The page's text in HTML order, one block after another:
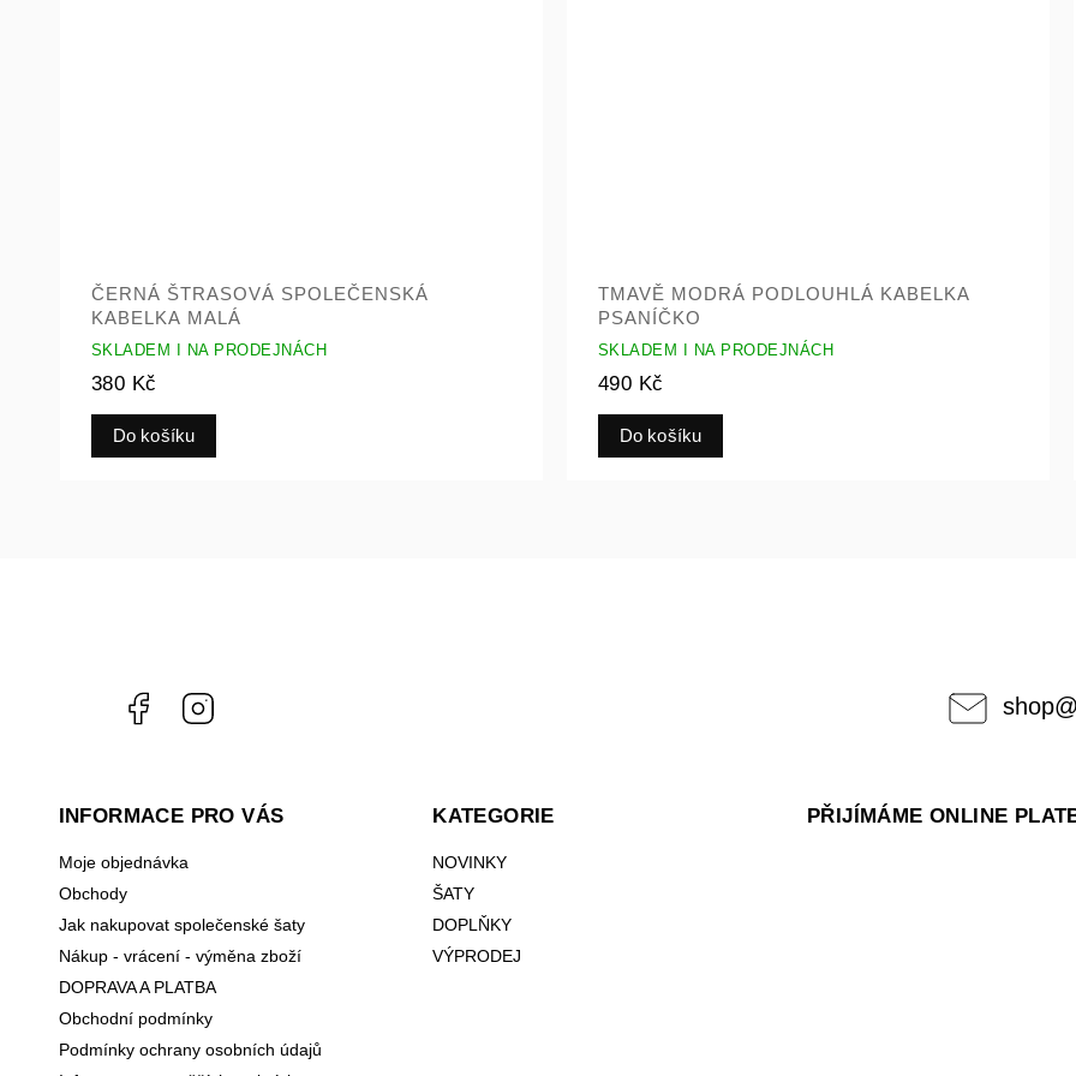
ČERNÁ ŠTRASOVÁ SPOLEČENSKÁ
KABELKA MALÁ
SKLADEM I NA PRODEJNÁCH
380 Kč
Do košíku
TMAVĚ MODRÁ PODLOUHLÁ KABELKA
PSANÍČKO
SKLADEM I NA PRODEJNÁCH
490 Kč
Do košíku
Facebook shop
INFORMACE PRO VÁS
Moje objednávka
Obchody
Jak nakupovat společenské šaty
Nákup - vrácení - výměna zboží
DOPRAVA A PLATBA
Obchodní podmínky
Podmínky ochrany osobních údajů
KATEGORIE
NOVINKY
ŠATY
DOPLŇKY
VÝPRODEJ
PŘIJÍMÁME ONLINE